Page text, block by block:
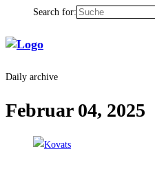
Search for:
Daily archive
Februar 04, 2025